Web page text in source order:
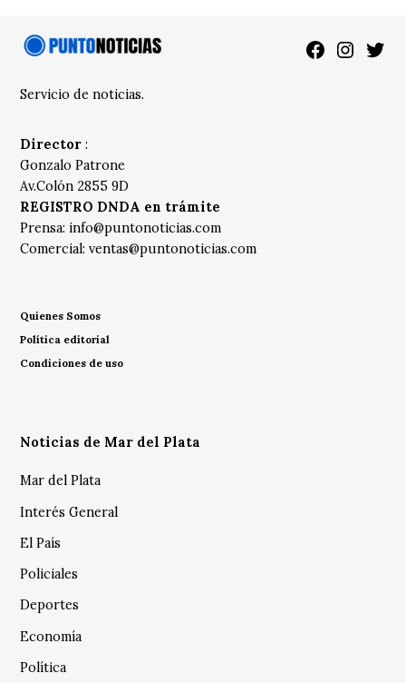
Facebook
Servicio de noticias.
Director :
Gonzalo Patrone
Av.Colón 2855 9D
REGISTRO DNDA en trámite
Prensa: info@puntonoticias.com
Comercial:ventas@puntonoticias.com
Quienes Somos
Política editorial
Condiciones de uso
Noticias de Mar del Plata
Mar del Plata
Interés General
El País
Policiales
Deportes
Economía
Política